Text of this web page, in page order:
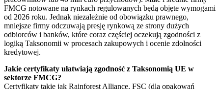
FMCG notowane na rynkach regulowanych będą objęte wymogami
od 2026 roku. Jednak niezależnie od obowiązku prawnego,
mniejsze firmy odczuwają presję rynkową ze strony dużych
odbiorców i banków, które coraz częściej oczekują zgodności z
logiką Taksonomii w procesach zakupowych i ocenie zdolności
kredytowej.
Jakie certyfikaty ułatwiają zgodność z Taksonomią UE w
sektorze FMCG?
Certyfikaty takie jak Rainforest Alliance, FSC (dla opakowań